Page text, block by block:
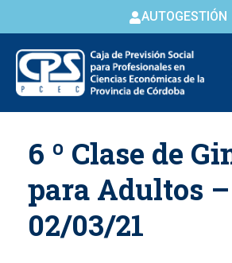
AUTOGESTIÓN
content
6 º Clase de
para Adultos –
02/03/21